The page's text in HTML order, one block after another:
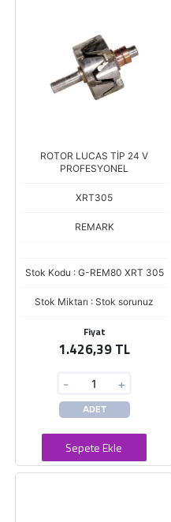
ROTOR LUCAS TİP 24 V
PROFESYONEL
XRT305
REMARK
Stok Kodu : G-REM80 XRT 305
Stok Miktarı : Stok sorunuz
Fiyat
1.426,39 TL
- +
ADET
Sepete Ekle